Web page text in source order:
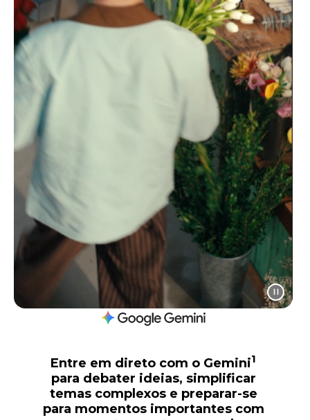
Entre em direto com o Gemini1
para debater ideias, simplificar
temas complexos e preparar-se
para momentos importantes com